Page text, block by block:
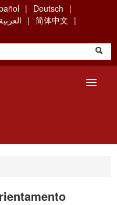
Deutsch
العربية
简体中文